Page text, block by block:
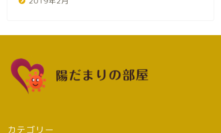
カテゴリー